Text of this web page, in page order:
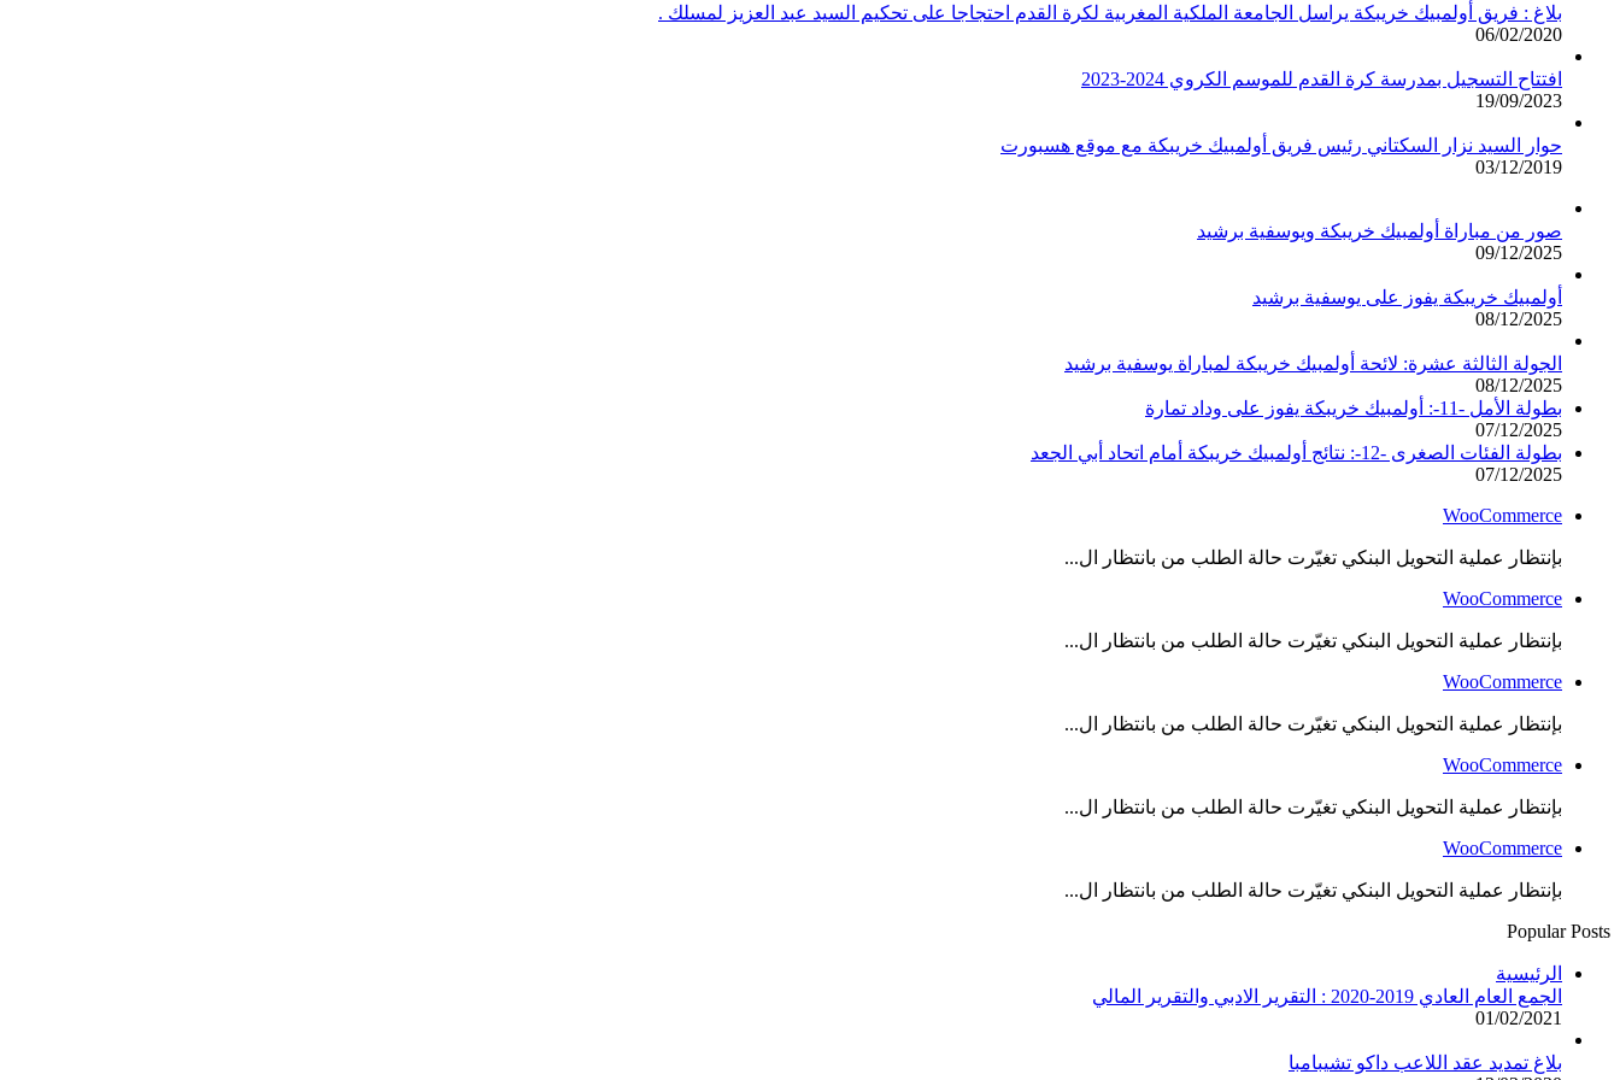
بلاغ : فريق أولمبيك خريبكة يراسل الجامعة الملكية المغربية لكرة القدم احتجاجا على تحكيم السيد عبد العزيز لمسلك .
06/02/2020
افتتاح التسجيل بمدرسة كرة القدم للموسم الكروي 2024-2023
19/09/2023
حوار السيد نزار السكتاني رئيس فريق أولمبيك خريبكة مع موقع هسبورت
03/12/2019
صور من مباراة أولمبيك خريبكة ويوسفية برشيد
09/12/2025
أولمبيك خريبكة يفوز على يوسفية برشيد
08/12/2025
الجولة الثالثة عشرة: لائحة أولمبيك خريبكة لمباراة يوسفية برشيد
08/12/2025
بطولة الأمل -11-: أولمبيك خريبكة يفوز على وداد تمارة
07/12/2025
بطولة الفئات الصغرى -12-: نتائج أولمبيك خريبكة أمام اتحاد أبي الجعد
07/12/2025
WooCommerce
بإنتظار عملية التحويل البنكي تغيّرت حالة الطلب من بانتظار ال...
WooCommerce
بإنتظار عملية التحويل البنكي تغيّرت حالة الطلب من بانتظار ال...
WooCommerce
بإنتظار عملية التحويل البنكي تغيّرت حالة الطلب من بانتظار ال...
WooCommerce
بإنتظار عملية التحويل البنكي تغيّرت حالة الطلب من بانتظار ال...
WooCommerce
بإنتظار عملية التحويل البنكي تغيّرت حالة الطلب من بانتظار ال...
Popular Posts
الرئيسية
الجمع العام العادي 2019-2020 : التقرير الادبي والتقرير المالي
01/02/2021
بلاغ تمديد عقد اللاعب داكو تشيبامبا